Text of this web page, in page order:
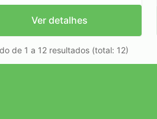
Ver detalhes
de 1 a 12 resultados (total: 12)